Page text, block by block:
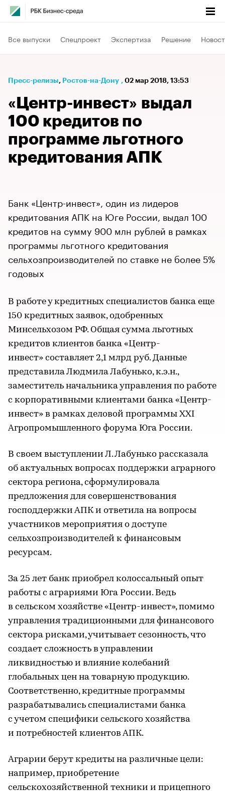
Все выпуски Спецпроект Экспертиза Решение
Пресс-релизы⁠, Ростов-на-Дону , 02 мар 2018, 13:53
«Центр-инвест» выдал
100 кредитов по
программе льготного
кредитования АПК
Банк «Центр-инвест», один из лидеров
кредитования АПК на Юге России, выдал 100
кредитов на сумму 900 млн рублей в рамках
программы льготного кредитования
сельхозпроизводителей по ставке не более 5%
годовых
В работе у кредитных специалистов банка еще
150 кредитных заявок, одобренных
Минсельхозом РФ. Общая сумма льготных
кредитов клиентов банка «Центр-
инвест» составляет 2,1 млрд руб. Данные
представила Людмила Лабунько, к.э.н.,
заместитель начальника управления по работе
с корпоративными клиентами банка «Центр-
инвест» в рамках деловой программы XXI
Агропромышленного форума Юга России.
В своем выступлении Л. Лабунько рассказала
об актуальных вопросах поддержки аграрного
сектора региона, сформулировала
предложения для совершенствования
господдержки АПК и ответила на вопросы
участников мероприятия о доступе
сельхозпроизводителей к финансовым
ресурсам.
За 25 лет банк приобрел колоссальный опыт
работы с аграриями Юга России. Ведь
в сельском хозяйстве «Центр-инвест», помимо
управления традиционными для финансового
сектора рисками, учитывает сезонность, что
создает сложность в управлении
ликвидностью и влияние колебаний
глобальных цен на товарную продукцию.
Соответственно, кредитные программы
разрабатывались специалистами банка
с учетом специфики сельского хозяйства
и потребностей клиентов АПК.
Аграрии берут кредиты на различные цели:
например, приобретение
сельскохозяйственной техники и прицепного